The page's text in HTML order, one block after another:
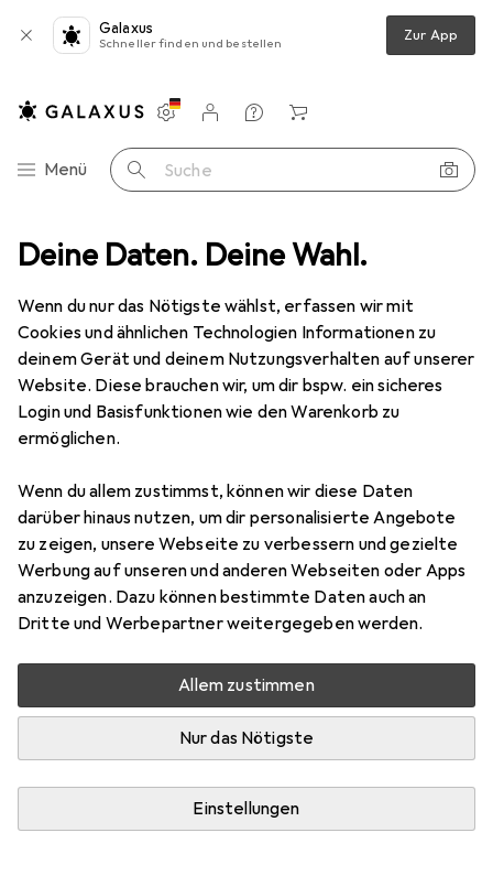
Deine Daten. Deine Wahl.
Wenn du nur das Nötigste wählst, erfassen wir mit
Cookies und ähnlichen Technologien Informationen zu
deinem Gerät und deinem Nutzungsverhalten auf unserer
Website. Diese brauchen wir, um dir bspw. ein sicheres
Login und Basisfunktionen wie den Warenkorb zu
ermöglichen.
Wenn du allem zustimmst, können wir diese Daten
darüber hinaus nutzen, um dir personalisierte Angebote
zu zeigen, unsere Webseite zu verbessern und gezielte
Werbung auf unseren und anderen Webseiten oder Apps
anzuzeigen. Dazu können bestimmte Daten auch an
Dritte und Werbepartner weitergegeben werden.
Allem zustimmen
Nur das Nötigste
Einstellungen
Galaxus
Schneller finden und bestellen Zur App
Navigation nach Kategorien
Menü Suche
Einstellungen
Kundenkonto
Vergleichslisten
Merklisten
Warenkorb
Gesamtsortiment Sport Racketsport Speed Badminton
Speed Badminton· Crossminton
Produkte Forum